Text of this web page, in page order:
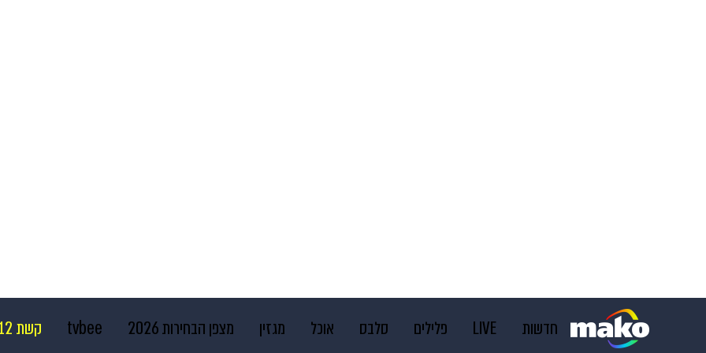
חדשות LIVE פלילים סלבס אוכל מגזין מצפן הבחירות 2026 tvbee קשת 12